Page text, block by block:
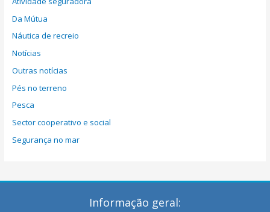
Da Mútua
Náutica de recreio
Notícias
Outras notícias
Pés no terreno
Pesca
Sector cooperativo e social
Segurança no mar
Informação geral: